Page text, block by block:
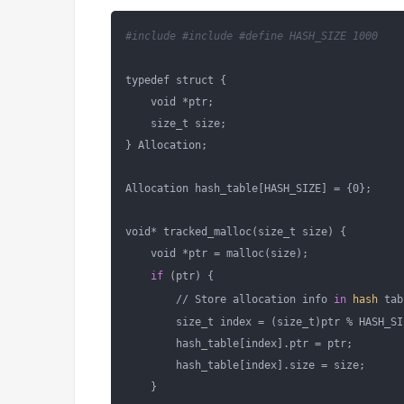
#include #include #define HASH_SIZE 1000
typedef struct {
void *ptr;
size_t size;
} Allocation;
Allocation hash_table[HASH_SIZE] = {0};
void* tracked_malloc(size_t size) {
void *ptr = malloc(size);
if (ptr) {
// Store allocation info in hash
size_t index = (size_t)ptr %
hash_table[index].ptr = ptr;
hash_table[index].size = size;
}